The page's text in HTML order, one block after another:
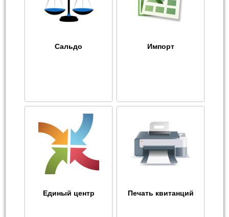
Сальдо Импорт
Единый центр Печать квитанций